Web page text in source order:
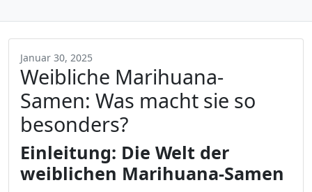
Januar 30, 2025
Weibliche Marihuana-
Samen: Was macht sie so
besonders?
Einleitung: Die Welt der
weiblichen Marihuana-Samen